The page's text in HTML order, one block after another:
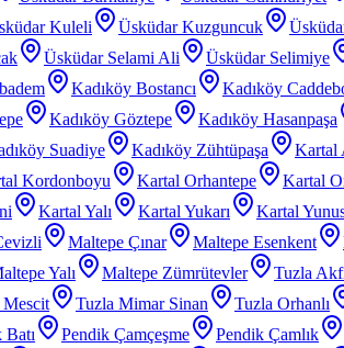
Kuleli Üsküdar Kuzguncuk
Üsküdar Selami Ali Üsküdar Selimiye
Kadıköy Bostancı Kadıköy
Kadıköy Göztepe Kadıköy Hasanpaşa
Suadiye Kadıköy Zühtüpaşa Kartal
Kordonboyu Kartal Orhantepe Kartal
Kartal Yalı Kartal Yukarı Kartal
Maltepe Çınar Maltepe Esenkent
Yalı Maltepe Zümrütevler Tuzla
Tuzla Mimar Sinan Tuzla Orhanlı
Batı Pendik Çamçeşme Pendik Çamlık